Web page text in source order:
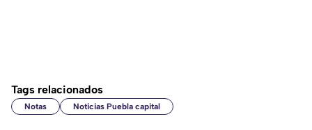
Tags relacionados
Notas Noticias Puebla capital